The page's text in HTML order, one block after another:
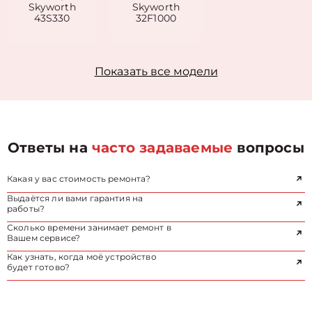
Skyworth
43S330
Skyworth
32F1000
Показать все модели
Ответы начасто задаваемые вопросы
Какая у вас стоимость ремонта?
Выдаётся ли вами гарантия на
работы?
Сколько времени занимает ремонт в
Вашем сервисе?
Как узнать, когда моё устройство
будет готово?